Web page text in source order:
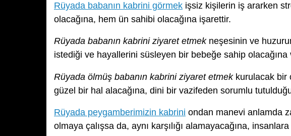
Rüyada babanın kabrini görmek işsiz kişilerin iş ararken
olacağına, hem ün sahibi olacağına işarettir.
Rüyada babanın kabrini ziyaret etmekneşesinin ve
istediği ve hayallerini süsleyen bir bebeğe sahip
Rüyada ölmüş babanın kabrini ziyaret etmekkurulacak bir
güzel bir hal alacağına, dini bir vazifeden sorumlu
Rüyada peygamberimizin kabrini ondan manevi anlamda
olmaya çalışsa da, aynı karşılığı alamayacağına,